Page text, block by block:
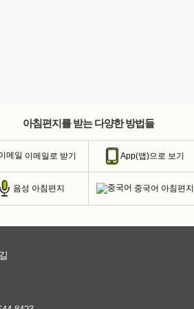
아침편지를 받는 다양한 방법들
이메일로 받기 App(앱)으로 보기
음성 아침편지 중국어 아침편지